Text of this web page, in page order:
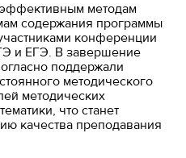
методам
содержания программы
конференции
и ЕГЭ. В завершение
поддержали
методического
методических
что станет
качества преподавания